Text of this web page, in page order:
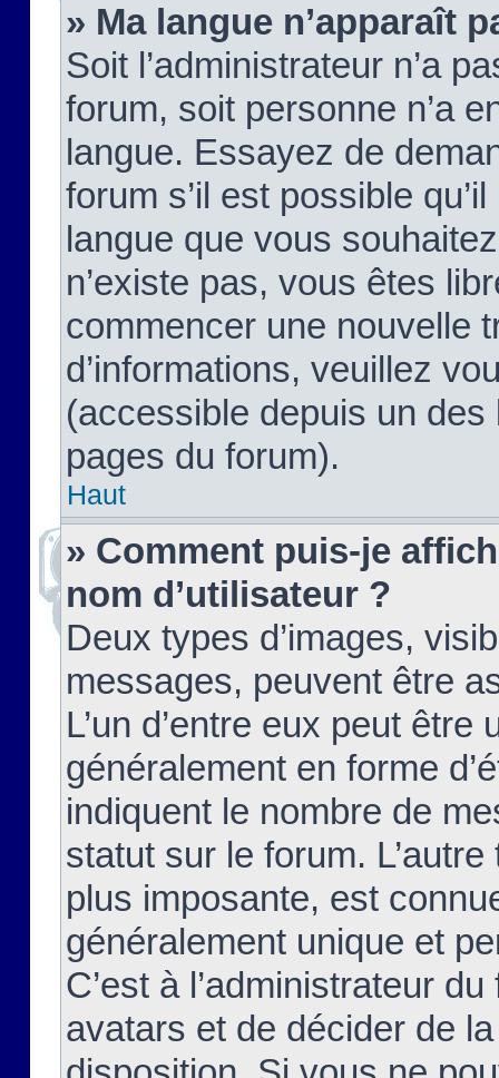
» Ma langue n’apparaît
Soit l’administrateur n’a
forum, soit personne n’a
langue. Essayez de
forum s’il est possible
langue que vous
n’existe pas, vous êtes
commencer une nouvelle
d’informations, veuillez
(accessible depuis un
pages du forum).
Haut
» Comment puis-je
nom d’utilisateur ?
Deux types d’images,
messages, peuvent être
L’un d’entre eux peut
généralement en forme
indiquent le nombre de
statut sur le forum.
plus imposante, est
généralement unique et
C’est à l’administrateur
avatars et de décider de